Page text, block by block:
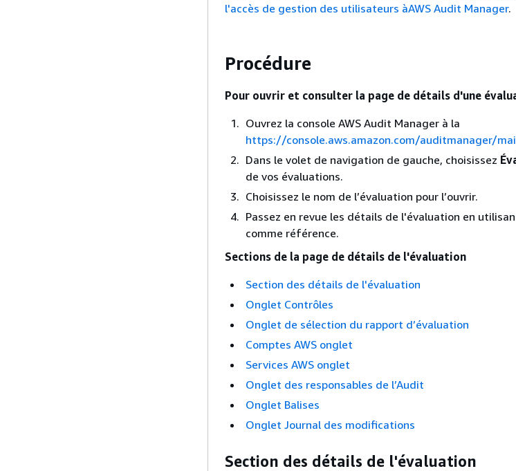
l'accès de gestion des utilisateurs àAWS Audit Manager.
Procédure
Pour ouvrir et consulter la page de détails d'une
Ouvrez la console AWS Audit Manager à la
https://console.aws.amazon.com/auditmanager/
Dans le volet de navigation de gauche, choisissez
de vos évaluations.
Choisissez le nom de l’évaluation pour l’ouvrir.
Passez en revue les détails de l'évaluation en
comme référence.
Sections de la page de détails de l'évaluation
Section des détails de l'évaluation
Onglet Contrôles
Onglet de sélection du rapport d’évaluation
Comptes AWS onglet
Services AWS onglet
Onglet des responsables de l’Audit
Onglet Balises
Onglet Journal des modifications
Section des détails de l'évaluation